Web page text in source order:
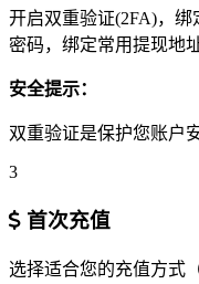
开启双重验证(2FA)，
密码，绑定常用提现地
安全提示：
双重验证是保护您账户
3
首次充值
选择适合您的充值方式